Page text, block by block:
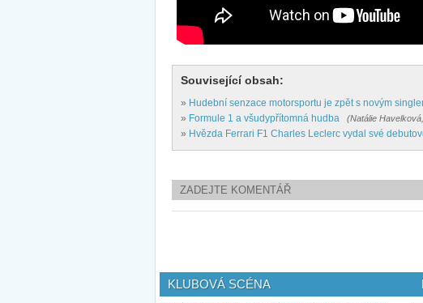
Související obsah:
» Hudební senzace motorsportu je zpět s novým
» Formule 1 a všudypřítomná hudba (Natálie
» Hvězda Ferrari F1 Charles Leclerc vydal své
ZADEJTE KOMENTÁŘ
KLUBOVÁ SCÉNA